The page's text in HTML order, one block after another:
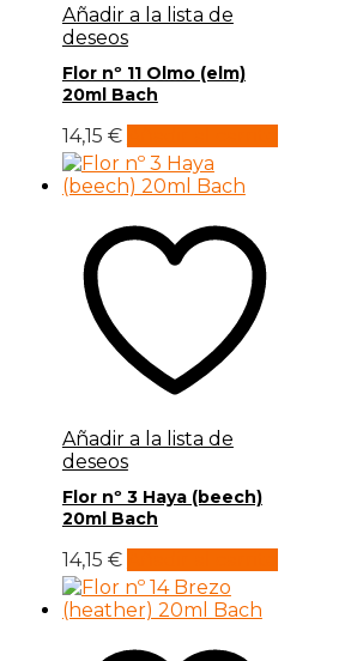
Añadir a la lista de
deseos
Flor nº 11 Olmo (elm)
20ml Bach
14,15 €
Añadir a la lista de
deseos
Flor nº 3 Haya (beech)
20ml Bach
14,15 €